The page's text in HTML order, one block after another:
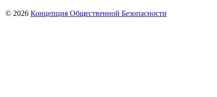
© 2026 Концепция Общественной Безопасности